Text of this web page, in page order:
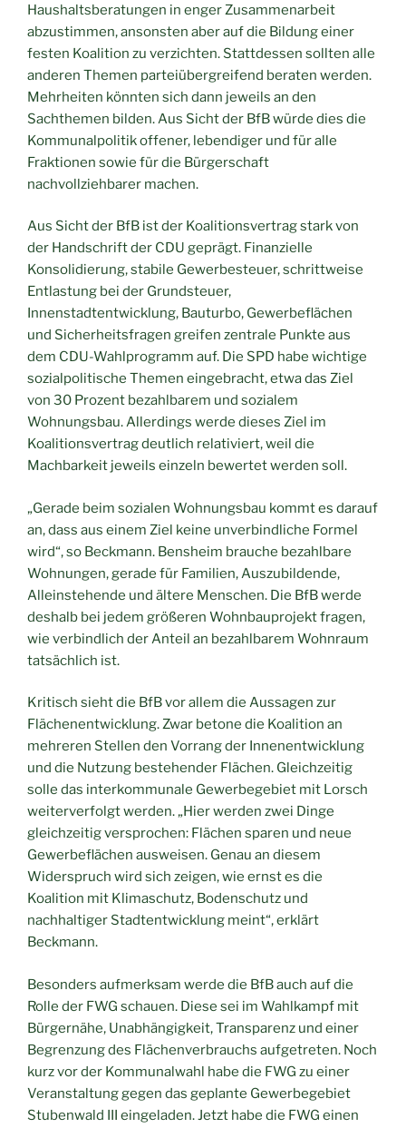
Haushaltsberatungen in enger Zusammenarbeit
abzustimmen, ansonsten aber auf die Bildung einer
festen Koalition zu verzichten. Stattdessen sollten alle
anderen Themen parteiübergreifend beraten werden.
Mehrheiten könnten sich dann jeweils an den
Sachthemen bilden. Aus Sicht der BfB würde dies die
Kommunalpolitik offener, lebendiger und für alle
Fraktionen sowie für die Bürgerschaft
nachvollziehbarer machen.
Aus Sicht der BfB ist der Koalitionsvertrag stark von
der Handschrift der CDU geprägt. Finanzielle
Konsolidierung, stabile Gewerbesteuer, schrittweise
Entlastung bei der Grundsteuer,
Innenstadtentwicklung, Bauturbo, Gewerbeflächen
und Sicherheitsfragen greifen zentrale Punkte aus
dem CDU-Wahlprogramm auf. Die SPD habe wichtige
sozialpolitische Themen eingebracht, etwa das Ziel
von 30 Prozent bezahlbarem und sozialem
Wohnungsbau. Allerdings werde dieses Ziel im
Koalitionsvertrag deutlich relativiert, weil die
Machbarkeit jeweils einzeln bewertet werden soll.
„Gerade beim sozialen Wohnungsbau kommt es darauf
an, dass aus einem Ziel keine unverbindliche Formel
wird“, so Beckmann. Bensheim brauche bezahlbare
Wohnungen, gerade für Familien, Auszubildende,
Alleinstehende und ältere Menschen. Die BfB werde
deshalb bei jedem größeren Wohnbauprojekt fragen,
wie verbindlich der Anteil an bezahlbarem Wohnraum
tatsächlich ist.
Kritisch sieht die BfB vor allem die Aussagen zur
Flächenentwicklung. Zwar betone die Koalition an
mehreren Stellen den Vorrang der Innenentwicklung
und die Nutzung bestehender Flächen. Gleichzeitig
solle das interkommunale Gewerbegebiet mit Lorsch
weiterverfolgt werden. „Hier werden zwei Dinge
gleichzeitig versprochen: Flächen sparen und neue
Gewerbeflächen ausweisen. Genau an diesem
Widerspruch wird sich zeigen, wie ernst es die
Koalition mit Klimaschutz, Bodenschutz und
nachhaltiger Stadtentwicklung meint“, erklärt
Beckmann.
Besonders aufmerksam werde die BfB auch auf die
Rolle der FWG schauen. Diese sei im Wahlkampf mit
Bürgernähe, Unabhängigkeit, Transparenz und einer
Begrenzung des Flächenverbrauchs aufgetreten. Noch
kurz vor der Kommunalwahl habe die FWG zu einer
Veranstaltung gegen das geplante Gewerbegebiet
Stubenwald III eingeladen. Jetzt habe die FWG einen